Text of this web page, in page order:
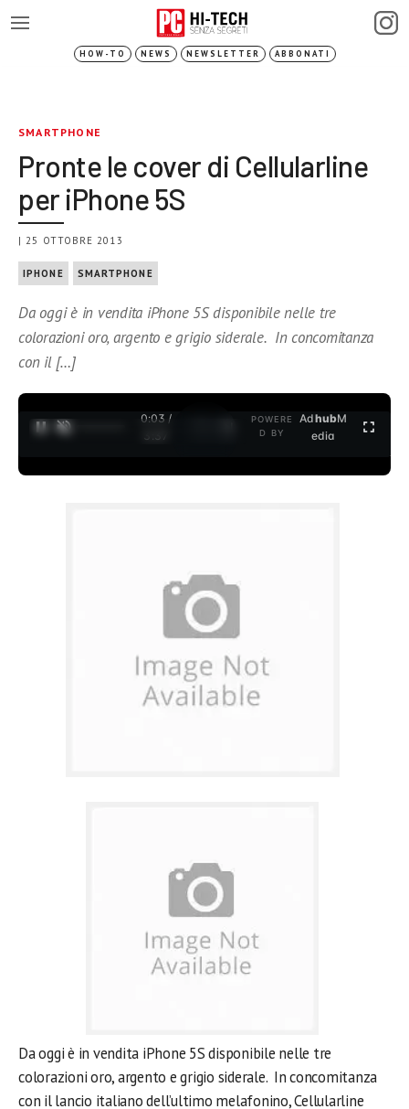
HOW-TO NEWS NEWSLETTER ABBONATI
SMARTPHONE
Pronte le cover di Cellularline
per iPhone 5S
| 25 OTTOBRE 2013
IPHONE SMARTPHONE
Da oggi è in vendita iPhone 5S disponibile nelle tre
colorazioni oro, argento e grigio siderale. In concomitanza
con il […]
0:04 /
3:37
POWERE
D BY
AdhubM
edia
Da oggi è in vendita iPhone 5S disponibile nelle tre
colorazioni oro, argento e grigio siderale. In concomitanza
con il lancio italiano dell’ultimo melafonino, Cellularline